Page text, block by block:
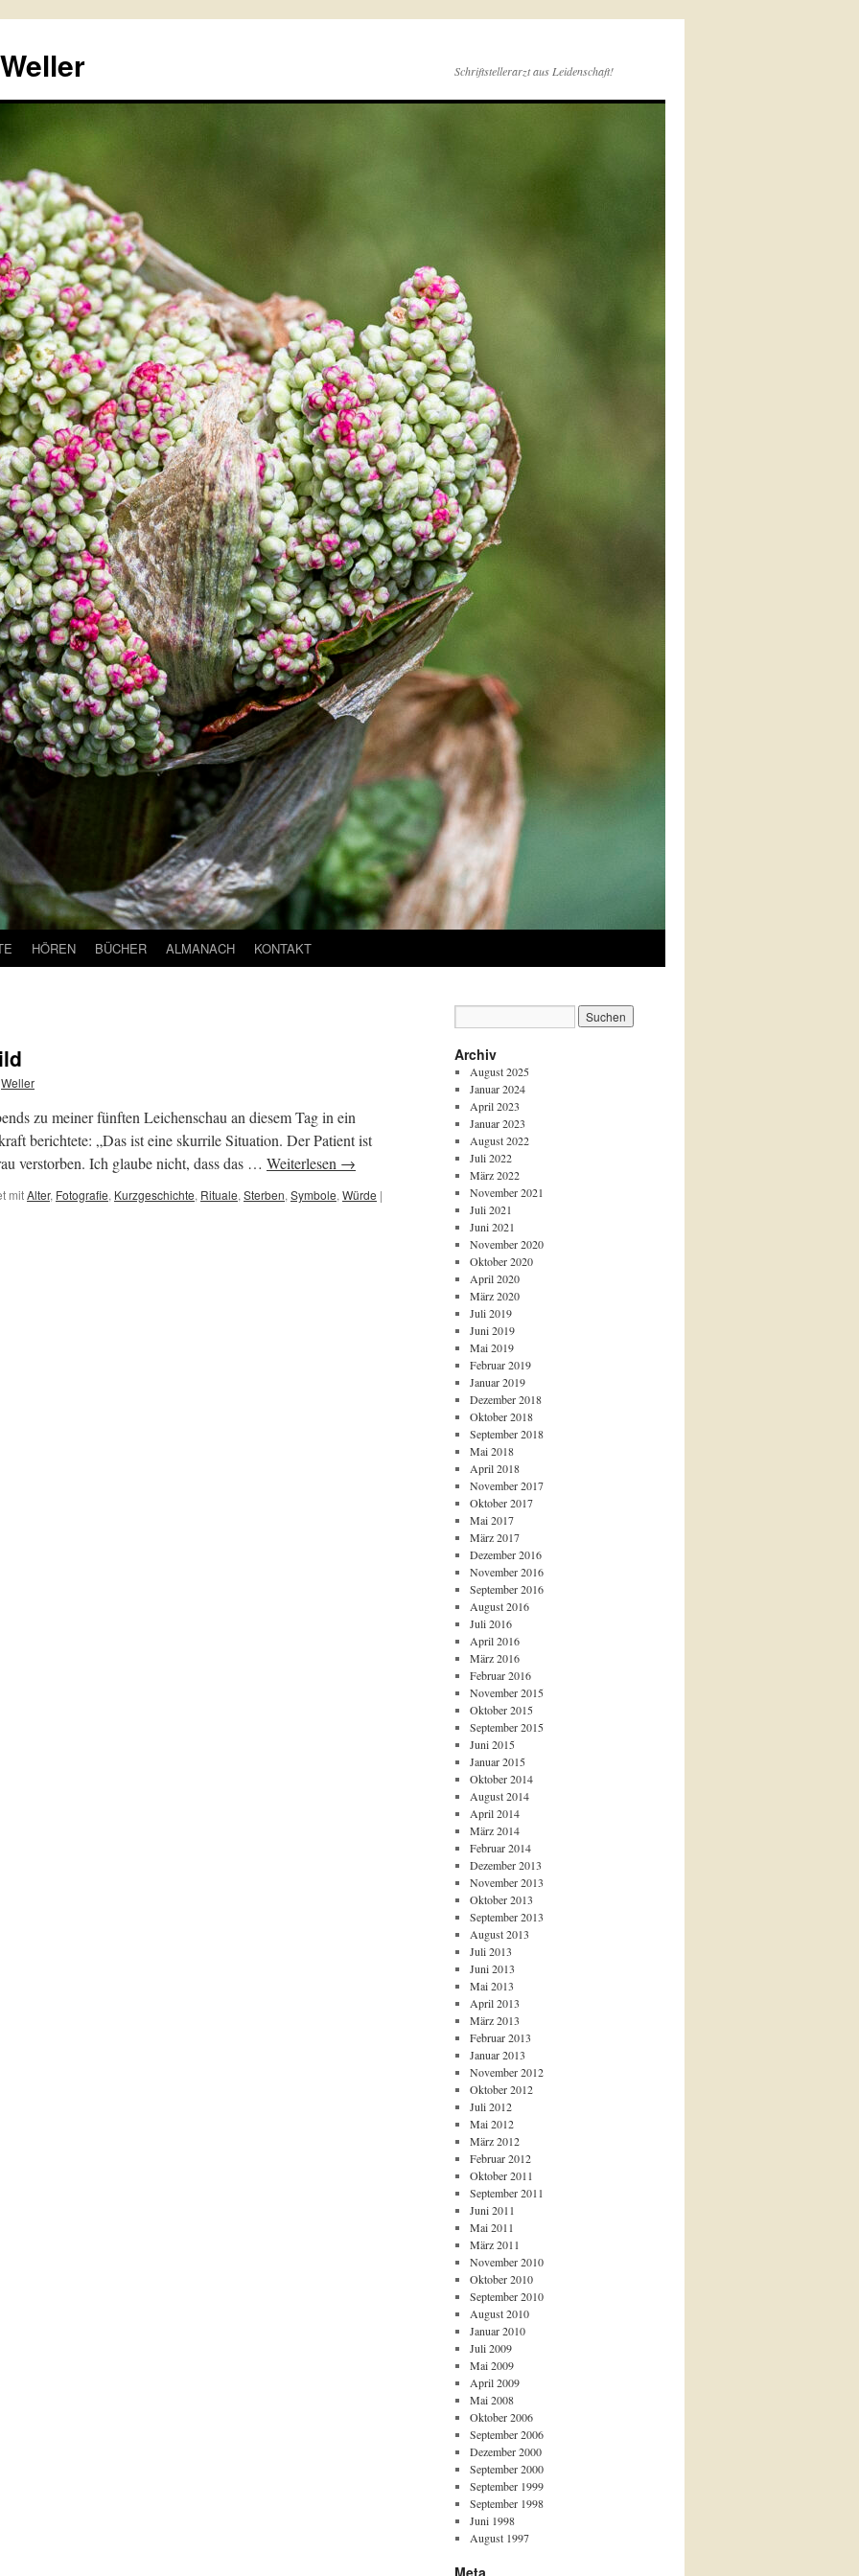
Schriftstellerarzt aus Leidenschaft!
HÖREN BÜCHER ALMANACH KONTAKT
Weller
zu meiner fünften Leichenschau an diesem Tag in ein
berichtete: „Das ist eine skurrile Situation. Der Patient ist
verstorben. Ich glaube nicht, dass das … Weiterlesen →
mitAlter, Fotografie, Kurzgeschichte, Rituale, Sterben, Symbole, Würde |
Archiv
August 2025
Januar 2024
April 2023
Januar 2023
August 2022
Juli 2022
März 2022
November 2021
Juli 2021
Juni 2021
November 2020
Oktober 2020
April 2020
März 2020
Juli 2019
Juni 2019
Mai 2019
Februar 2019
Januar 2019
Dezember 2018
Oktober 2018
September 2018
Mai 2018
April 2018
November 2017
Oktober 2017
Mai 2017
März 2017
Dezember 2016
November 2016
September 2016
August 2016
Juli 2016
April 2016
März 2016
Februar 2016
November 2015
Oktober 2015
September 2015
Juni 2015
Januar 2015
Oktober 2014
August 2014
April 2014
März 2014
Februar 2014
Dezember 2013
November 2013
Oktober 2013
September 2013
August 2013
Juli 2013
Juni 2013
Mai 2013
April 2013
März 2013
Februar 2013
Januar 2013
November 2012
Oktober 2012
Juli 2012
Mai 2012
März 2012
Februar 2012
Oktober 2011
September 2011
Juni 2011
Mai 2011
März 2011
November 2010
Oktober 2010
September 2010
August 2010
Januar 2010
Juli 2009
Mai 2009
April 2009
Mai 2008
Oktober 2006
September 2006
Dezember 2000
September 2000
September 1999
September 1998
Juni 1998
August 1997
Meta